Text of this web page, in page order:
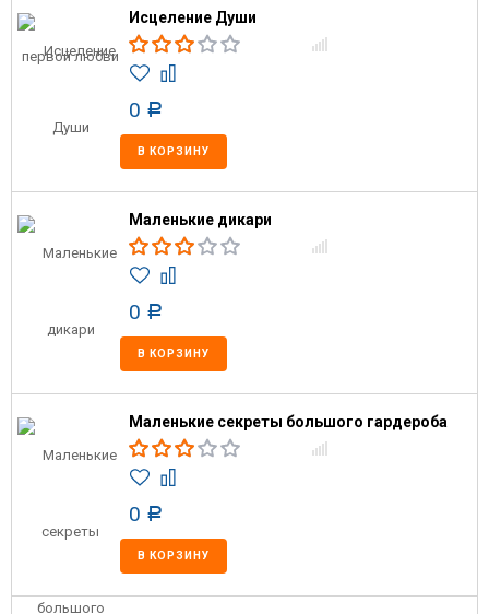
Исцеление Души
0 Р
В КОРЗИНУ
Маленькие дикари
0 Р
В КОРЗИНУ
Маленькие секреты большого гардероба
0 Р
В КОРЗИНУ